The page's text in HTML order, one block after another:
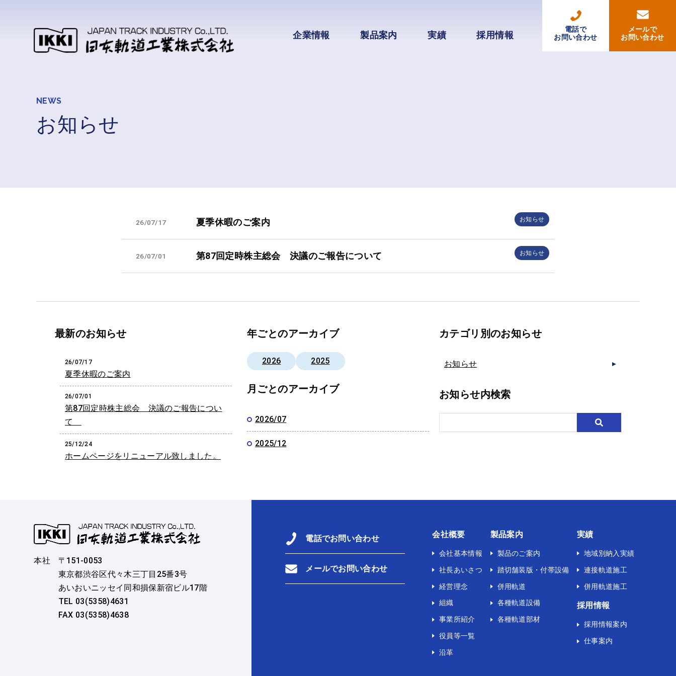
企業情報 製品案内 実績 採用情報
電話で
お問い合わせ
メールで
お問い合わせ
NEWS
お知らせ
26/07/17 夏季休暇のご案内 お知らせ
26/07/01 第87回定時株主総会 決議のご報告について お知らせ
最新のお知らせ
26/07/17
夏季休暇のご案内
26/07/01
第87回定時株主総会 決議のご報告につい
て
25/12/24
ホームページをリニューアル致しました。
年ごとのアーカイブ
2026 2025
月ごとのアーカイブ
2026/07
2025/12
カテゴリ別のお知らせ
お知らせ
お知らせ内検索
電話でお問い合わせ
メールでお問い合わせ
会社概要
会社基本情報
社長あいさつ
経営理念
組織
事業所紹介
役員等一覧
沿革
製品案内
製品のご案内
踏切舗装版・付帯設備
併用軌道
各種軌道設備
各種軌道部材
実績
地域別納入実績
連接軌道施工
併用軌道施工
採用情報
採用情報案内
仕事案内
本社
〒151-0053
東京都渋谷区代々木三丁目25番3号
あいおいニッセイ同和損保新宿ビル17階
TEL 03(5358)4631
FAX 03(5358)4638